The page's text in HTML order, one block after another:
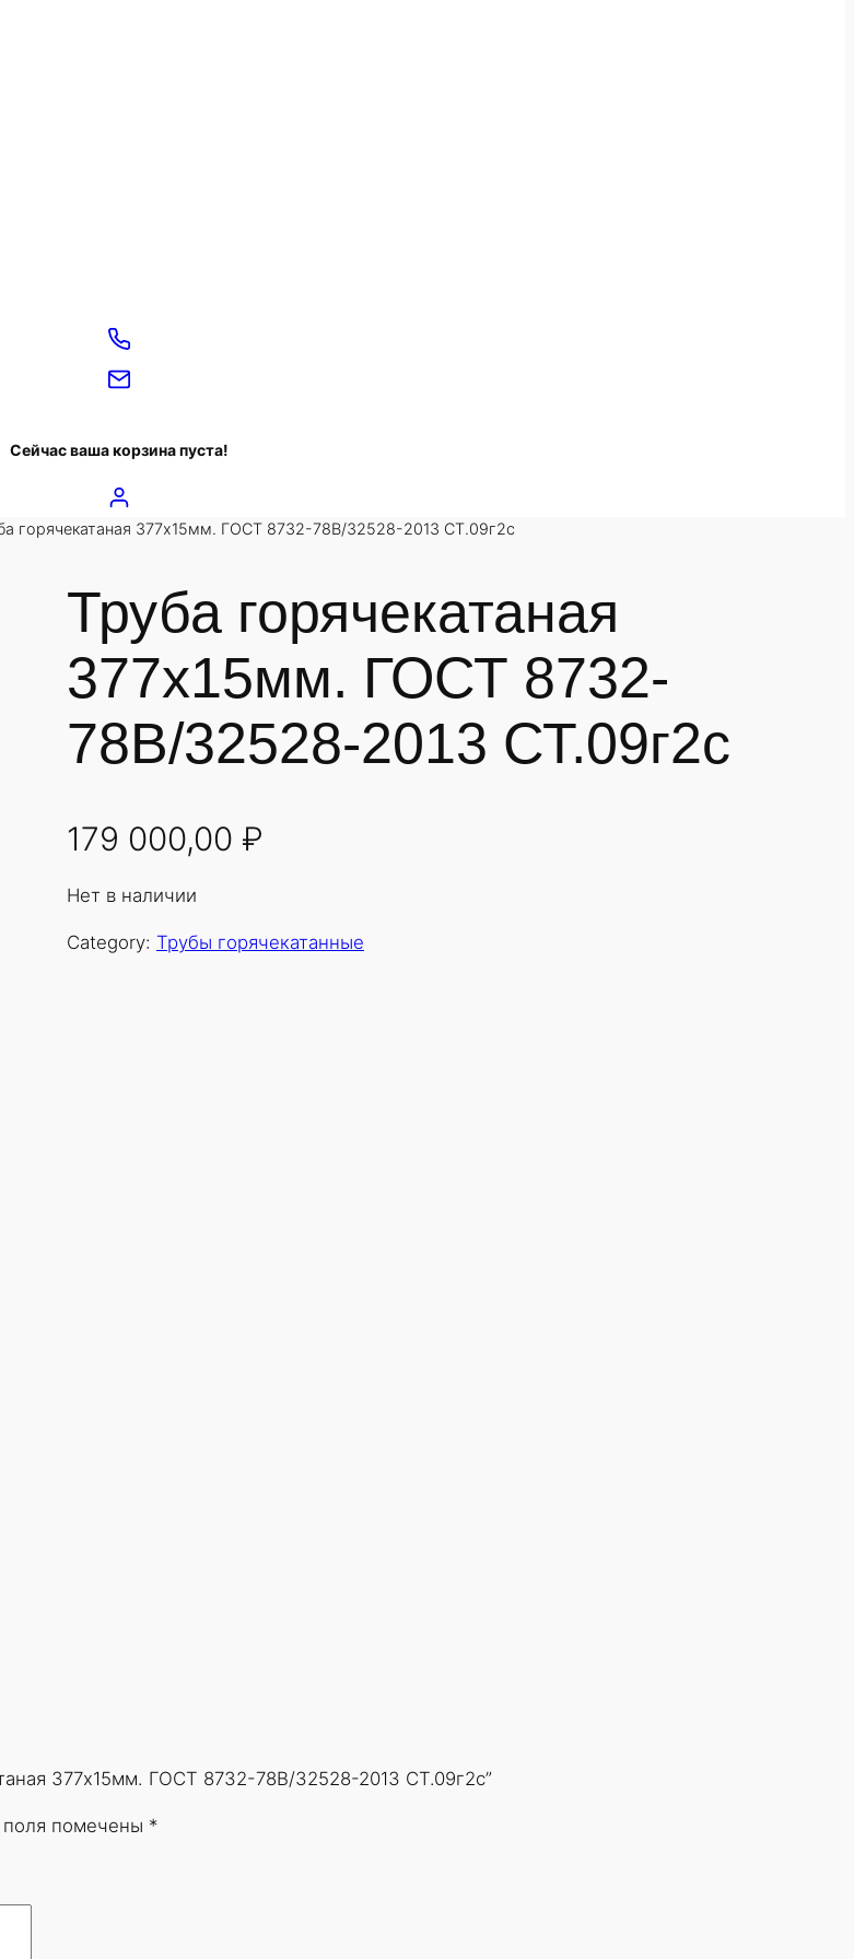
Сейчас ваша корзина пуста!
горячекатаная 377х15мм. ГОСТ 8732-78В/32528-2013 СТ.09г2с
Труба горячекатаная
377х15мм. ГОСТ 8732-
78В/32528-2013 СТ.09г2с
179 000,00 ₽
Нет в наличии
Category: Трубы горячекатанные
377х15мм. ГОСТ 8732-78В/32528-2013 СТ.09г2с”
помечены *